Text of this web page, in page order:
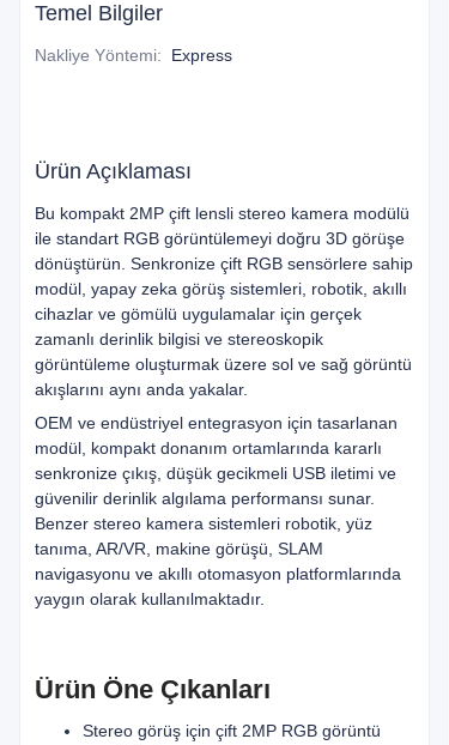
Temel Bilgiler
Nakliye Yöntemi: Express
Ürün Açıklaması
Bu kompakt 2MP çift lensli stereo kamera modülü
ile standart RGB görüntülemeyi doğru 3D görüşe
dönüştürün. Senkronize çift RGB sensörlere sahip
modül, yapay zeka görüş sistemleri, robotik, akıllı
cihazlar ve gömülü uygulamalar için gerçek
zamanlı derinlik bilgisi ve stereoskopik
görüntüleme oluşturmak üzere sol ve sağ görüntü
akışlarını aynı anda yakalar.
OEM ve endüstriyel entegrasyon için tasarlanan
modül, kompakt donanım ortamlarında kararlı
senkronize çıkış, düşük gecikmeli USB iletimi ve
güvenilir derinlik algılama performansı sunar.
Benzer stereo kamera sistemleri robotik, yüz
tanıma, AR/VR, makine görüşü, SLAM
navigasyonu ve akıllı otomasyon platformlarında
yaygın olarak kullanılmaktadır.
Ürün Öne Çıkanları
Stereo görüş için çift 2MP RGB görüntü